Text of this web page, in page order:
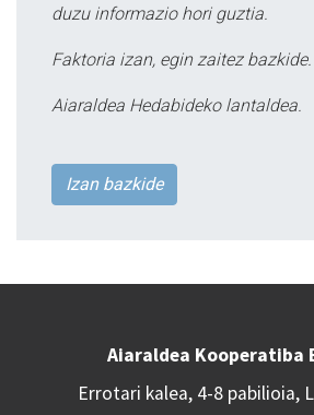
duzu informazio hori guztia.
Faktoria izan, egin zaitez bazkide.
Aiaraldea Hedabideko lantaldea.
Izan bazkide
Aiaraldea Kooperatiba
Errotari kalea, 4-8 pabilioia,